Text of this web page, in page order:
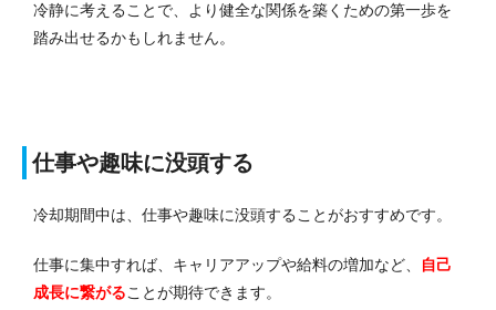
冷静に考えることで、より健全な関係を築くための第一歩を
踏み出せるかもしれません。
仕事や趣味に没頭する
冷却期間中は、仕事や趣味に没頭することがおすすめです。
仕事に集中すれば、キャリアアップや給料の増加など、
自己
成長に繋がることが期待できます。